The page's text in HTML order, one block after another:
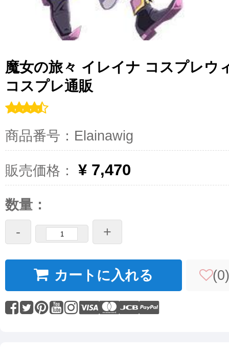
魔女の旅々 イレイナ コスプレウ
コスプレ通販
商品番号：Elainawig
販売価格： ¥ 7,470
数量：
-
+
カートに入れる (0)